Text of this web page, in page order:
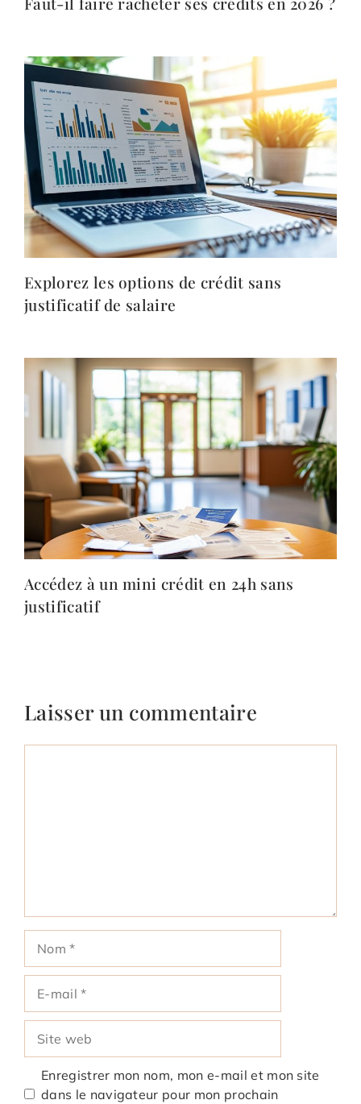
Explorez les options de crédit sans
justificatif de salaire
Accédez à un mini crédit en 24h sans
justificatif
Laisser un commentaire
mail
web
Enregistrer mon nom, mon e-mail et mon site
dans le navigateur pour mon prochain